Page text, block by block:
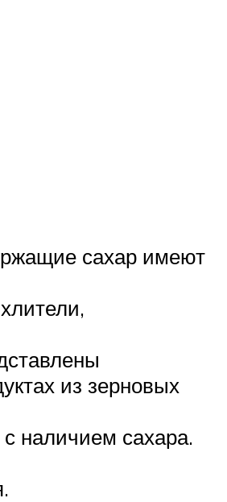
сахар имеют
из зерновых
наличием сахара.